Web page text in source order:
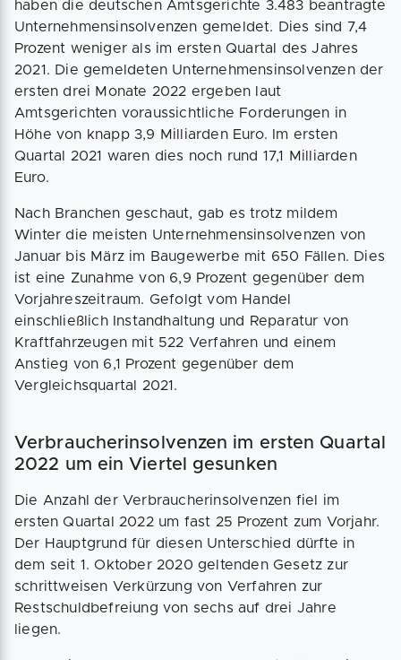
haben die deutschen Amtsgerichte 3.483 beantragte
Unternehmensinsolvenzen gemeldet. Dies sind 7,4
Prozent weniger als im ersten Quartal des Jahres
2021. Die gemeldeten Unternehmensinsolvenzen der
ersten drei Monate 2022 ergeben laut
Amtsgerichten voraussichtliche Forderungen in
Höhe von knapp 3,9 Milliarden Euro. Im ersten
Quartal 2021 waren dies noch rund 17,1 Milliarden
Euro.
Nach Branchen geschaut, gab es trotz mildem
Winter die meisten Unternehmensinsolvenzen von
Januar bis März im Baugewerbe mit 650 Fällen. Dies
ist eine Zunahme von 6,9 Prozent gegenüber dem
Vorjahreszeitraum. Gefolgt vom Handel
einschließlich Instandhaltung und Reparatur von
Kraftfahrzeugen mit 522 Verfahren und einem
Anstieg von 6,1 Prozent gegenüber dem
Vergleichsquartal 2021.
Verbraucherinsolvenzen im ersten Quartal
2022 um ein Viertel gesunken
Die Anzahl der Verbraucherinsolvenzen fiel im
ersten Quartal 2022 um fast 25 Prozent zum Vorjahr.
Der Hauptgrund für diesen Unterschied dürfte in
dem seit 1. Oktober 2020 geltenden Gesetz zur
schrittweisen Verkürzung von Verfahren zur
Restschuldbefreiung von sechs auf drei Jahre
liegen.